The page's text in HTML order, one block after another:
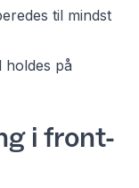
til mindst
holdes på
i front-